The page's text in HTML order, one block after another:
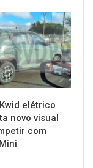
elétrico
novo visual
com